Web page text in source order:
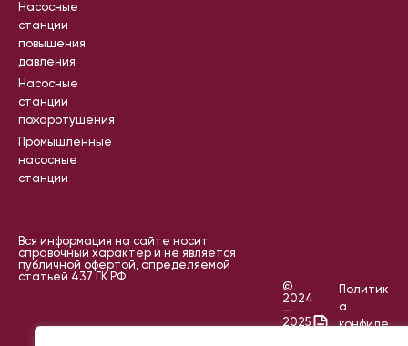
Насосные
станции
повышения
давления
Насосные
станции
пожаротушения
Промышленные
насосные
станции
Вся информация на сайте носит
справочный характер и не является
публичной офертой, определяемой
статьей 437 ГК РФ
©
2024
—
2025
Политик
а
конфиде